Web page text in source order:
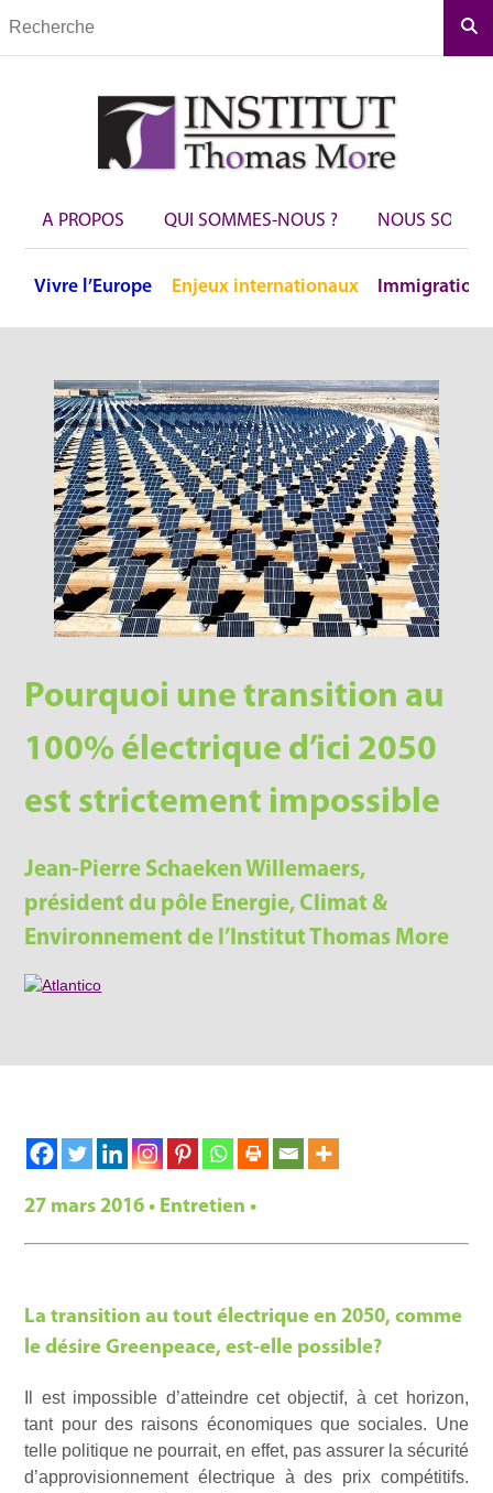
A PROPOS QUI SOMMES-NOUS ? NOUS
Vivre l’Europe Enjeux internationaux Immigration
Pourquoi une transition au
100% électrique d’ici 2050
est strictement impossible
Jean-Pierre Schaeken Willemaers,
président du pôle Energie, Climat &
Environnement de l’Institut Thomas More
27 mars 2016 • Entretien •
La transition au tout électrique en 2050, comme
le désire Greenpeace, est-elle possible?
Il est impossible d’atteindre cet objectif, à cet horizon,
tant pour des raisons économiques que sociales. Une
telle politique ne pourrait, en effet, pas assurer la sécurité
d’approvisionnement électrique à des prix compétitifs.